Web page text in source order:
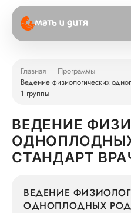
Главная
Программы
Ведение физиологических
1 группы
ВЕДЕНИЕ
СТАНДАРТ
ВЕДЕНИЕ
ОДНОПЛОДНЫХ